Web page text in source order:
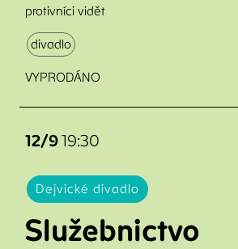
protivníci vidět
divadlo
VYPRODÁNO
12/919:30
Dejvické divadlo
Služebnictvo